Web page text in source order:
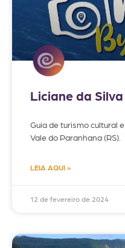
Liciane da Silva
Guia de turismo cultural
Vale do Paranhana (RS).
LEIA AQUI »
12 de fevereiro de 2024